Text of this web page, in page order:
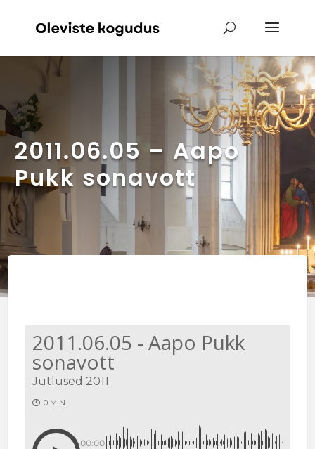
2011.06.05 – Aapo
Pukk sonavott
2011.06.05 - Aapo Pukk
sonavott
Jutlused 2011
0 MIN.
00:00